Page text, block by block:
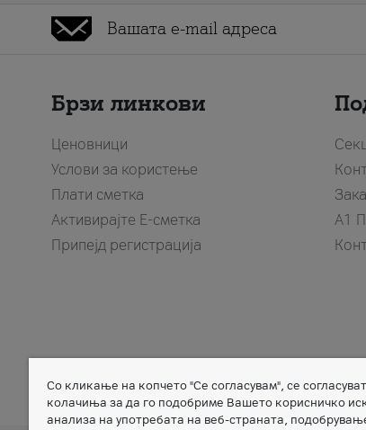
Брзи линкови
Ценовници
Услови за користење
Плати сметка
Активирајте Е-сметка
Припејд регистрација
A1
Member of
Со кликање на копчето "Се согласувам", се
колачиња за да го подобриме Вашето корисничко
анализа на употребата на веб-страната,